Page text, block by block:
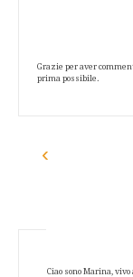
Grazie per aver
prima possibile.
‹
Ciao sono Marina,